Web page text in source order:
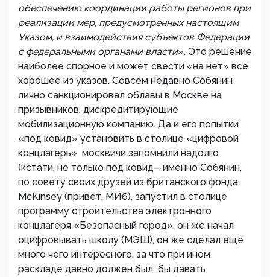
обеспечению координации работы регионов при
реализации мер, предусмотренных настоящим
Указом, и взаимодействия субъектов Федерации
с федеральными органами власти». Это решение
наиболее спорное и может свести «на нет» все
хорошее из указов. Совсем недавно Собянин
лично санкционировал облавы в Москве на
призывников, дискредитирующие
мобилизационную компанию. Да и его попытки
«под ковид» установить в столице «цифровой
концлагерь» москвичи запомнили надолго
(кстати, не только под ковид—именно Собянин,
по совету своих друзей из британского фонда
McKinsey (привет, МИ6), запустил в столице
программу строительства электронного
концлагеря «Безопасный город», он же начал
оцифровывать школу (МЭШ), он же сделал еще
много чего интересного, за что при ином
раскладе давно должен был бы давать